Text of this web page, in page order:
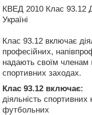
КВЕД 2010 Клас 93.12
Україні
Клас 93.12 включає
професійних,
надають своїм членам
спортивних заходах.
Клас 93.12 включає:
діяльність спортивних
футбольних